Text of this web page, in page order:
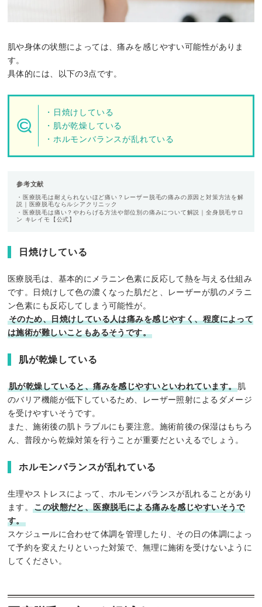
肌や身体の状態によっては、痛みを感じやすい可能性がありま
す。
具体的には、以下の3点です。
・日焼けしている
・肌が乾燥している
・ホルモンバランスが乱れている
参考文献
・医療脱毛は耐えられないほど痛い？レーザー脱毛の痛みの原因と対策方法を解
説｜医療脱毛ならルシアクリニック
・医療脱毛は痛い？やわらげる方法や部位別の痛みについて解説｜全身脱毛サロ
ン キレイモ【公式】
日焼けしている
医療脱毛は、基本的にメラニン色素に反応して熱を与える仕組み
です。日焼けして色の濃くなった肌だと、レーザーが肌のメラニ
ン色素にも反応してしまう可能性が。
そのため、日焼けしている人は痛みを感じやすく、程度によって
は施術が難しいこともあるそうです。
肌が乾燥している
肌が乾燥していると、痛みを感じやすいといわれています。 肌
のバリア機能が低下しているため、レーザー照射によるダメージ
を受けやすいそうです。
また、施術後の肌トラブルにも要注意。施術前後の保湿はもちろ
ん、普段から乾燥対策を行うことが重要だといえるでしょう。
ホルモンバランスが乱れている
生理やストレスによって、ホルモンバランスが乱れることがあり
ます。この状態だと、医療脱毛による痛みを感じやすいそうで
す。
スケジュールに合わせて体調を管理したり、その日の体調によっ
て予約を変えたりといった対策で、無理に施術を受けないように
してください。